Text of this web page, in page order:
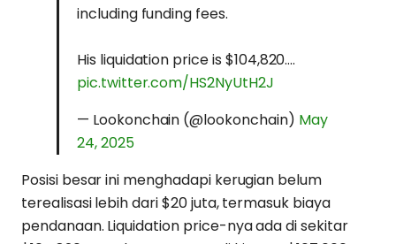
including funding fees.
His liquidation price is $104,820.…
pic.twitter.com/HS2NyUtH2J
— Lookonchain (@lookonchain) May
24, 2025
Posisi besar ini menghadapi kerugian belum
terealisasi lebih dari $20 juta, termasuk biaya
pendanaan. Liquidation price-nya ada di sekitar